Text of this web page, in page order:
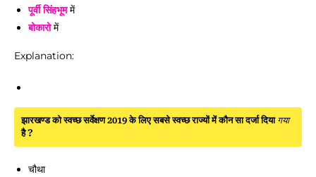
पूर्वी सिंहभूममें
बोकारोमें
Explanation:
झारखण्ड को स्वच्छ सर्वेक्षण 2019 के लिए सबसे स्वच्छ राज्यों में कौन सा दर्जा दिया गया
है ?
चौथा